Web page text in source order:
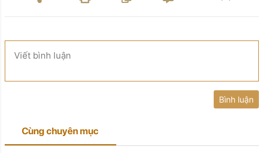
Viết bình luận
Bình luận
Cùng chuyên mục